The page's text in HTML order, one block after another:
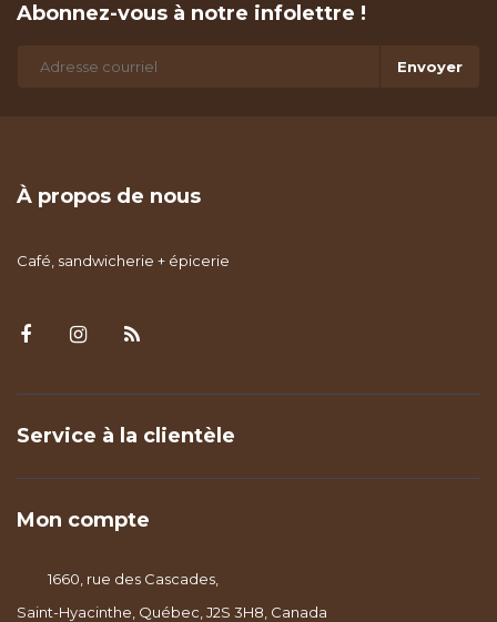
Abonnez-vous à notre infolettre !
Envoyer
À propos de nous
Café, sandwicherie + épicerie
Service à la clientèle
Mon compte
1660, rue des Cascades,
Saint-Hyacinthe, Québec, J2S 3H8, Canada